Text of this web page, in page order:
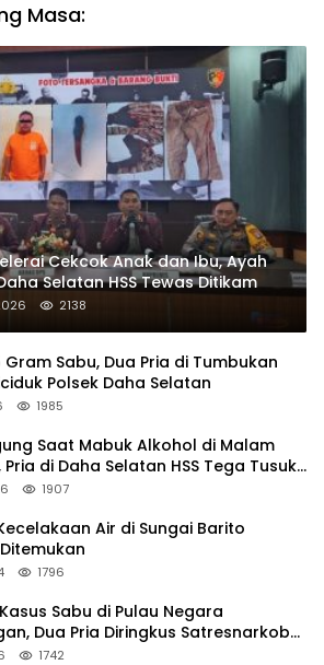
Masa:
Cekcok Anak dan Ibu, Ayah
Selatan HSS Tewas Ditikam
2138
Gram Sabu, Dua Pria di Tumbukan
Polsek Daha Selatan
1985
Saat Mabuk Alkohol di Malam
Pria di Daha Selatan HSS Tega Tusuk
1907
Air di Sungai Barito
1796
Sabu di Pulau Negara
Dua Pria Diringkus Satresnarkoba
1742